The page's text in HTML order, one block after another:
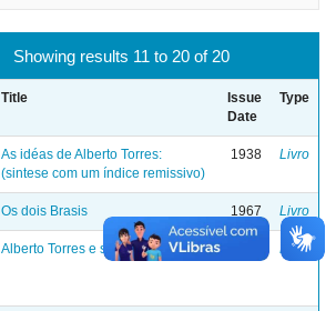
Showing results 11 to 20 of 20
Title
Issue
Date
Type
As idéas de Alberto Torres:
(sintese com um índice remissivo)
1938 Livro
Os dois Brasis 1967 Livro
Alberto Torres e sua obra Livro